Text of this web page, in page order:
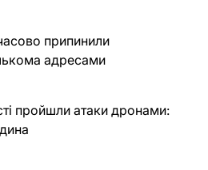
припинили
адресами
пройшли атаки дронами: